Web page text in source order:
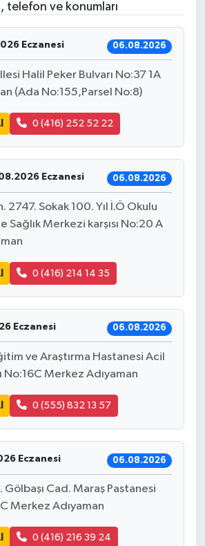
telefon ve konumları
Eczanesi 06.08.2026
Halil Peker Bulvarı No:37 1A
(Ada No:155,Parsel No:8)
0 (416) 252 52 22
Eczanesi 06.08.2026
2747. Sokak 100. Yıl İ.Ö Okulu
Sağlık Merkezi karşısı No:20 A
0 (416) 214 14 35
Eczanesi 06.08.2026
ve Araştırma Hastanesi Acil
No:16C Merkez Adıyaman
0 (555) 832 13 57
Eczanesi 06.08.2026
Gölbaşı Cad. Maraş Pastanesi
Merkez Adıyaman
0 (416) 216 39 24